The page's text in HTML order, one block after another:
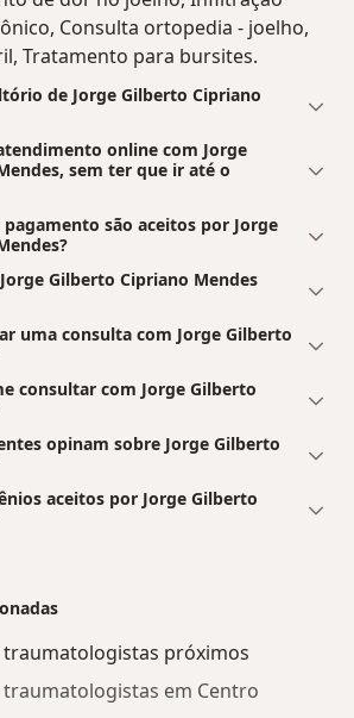
Consulta ortopedia - joelho,
Tratamento para bursites.
de Jorge Gilberto Cipriano
online com Jorge
sem ter que ir até o
são aceitos por Jorge
Gilberto Cipriano Mendes
uma consulta com Jorge Gilberto
consultar com Jorge Gilberto
opinam sobre Jorge Gilberto
aceitos por Jorge Gilberto
próximos
em Centro